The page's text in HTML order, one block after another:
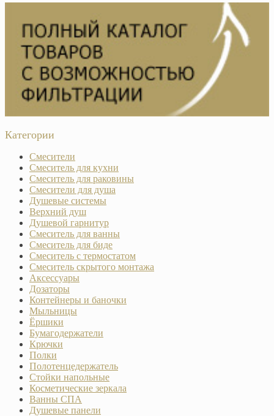
Категории
Смесители
Смеситель для кухни
Смеситель для раковины
Смесители для душа
Душевые системы
Верхний душ
Душевой гарнитур
Смеситель для ванны
Смеситель для биде
Смеситель с термостатом
Смеситель скрытого монтажа
Аксессуары
Дозаторы
Контейнеры и баночки
Мыльницы
Ёршики
Бумагодержатели
Крючки
Полки
Полотенцедержатель
Стойки напольные
Косметические зеркала
Ванны СПА
Душевые панели